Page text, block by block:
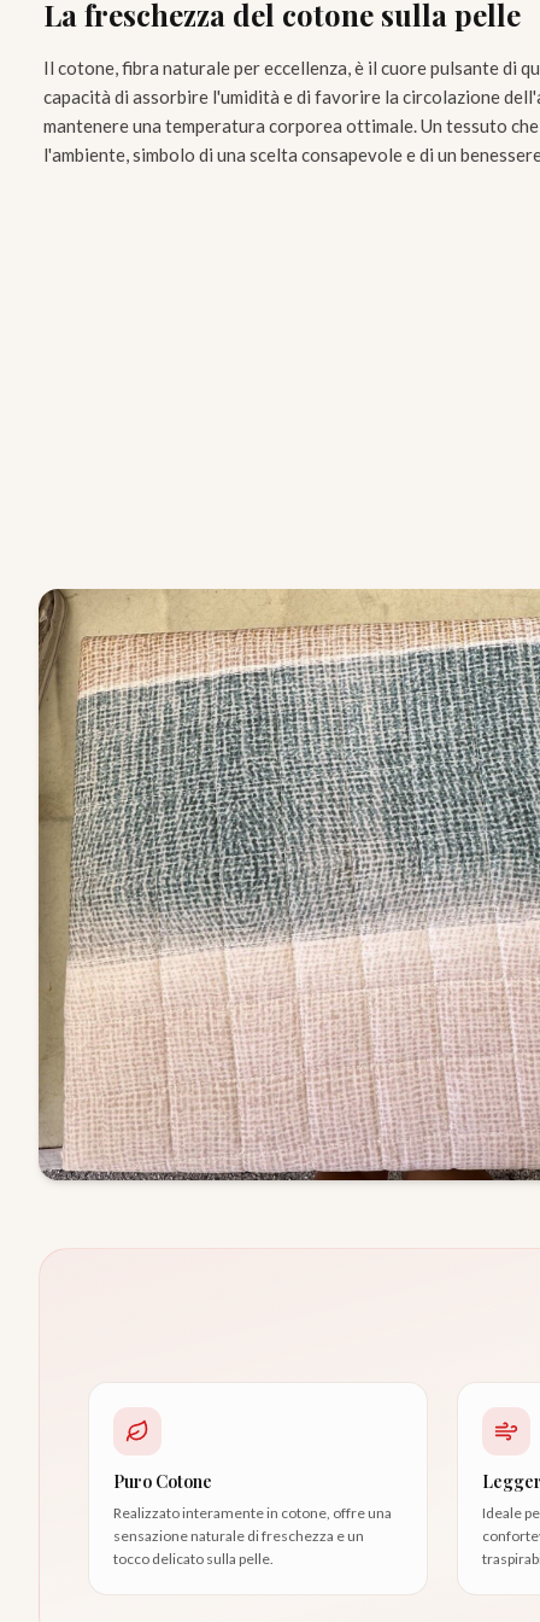
La freschezza del cotone sulla pelle
Il cotone, fibra naturale per eccellenza, è il cuore pulsante di
capacità di assorbire l'umidità e di favorire la circolazione
mantenere una temperatura corporea ottimale. Un tessuto
l'ambiente, simbolo di una scelta consapevole e di un
Puro Cotone
Realizzato interamente in cotone, offre una
sensazione naturale di freschezza e un
tocco delicato sulla pelle.
Ideale